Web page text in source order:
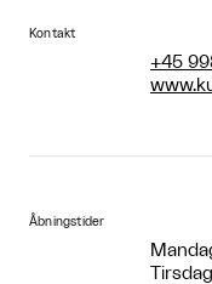
Kontakt
+45
Åbningstider